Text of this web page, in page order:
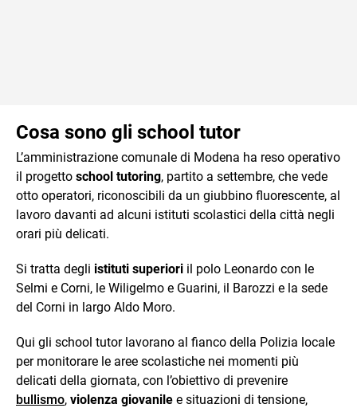
Cosa sono gli school tutor
L’amministrazione comunale di Modena ha reso operativo
il progetto school tutoring, partito a settembre, che vede
otto operatori, riconoscibili da un giubbino fluorescente, al
lavoro davanti ad alcuni istituti scolastici della città negli
orari più delicati.
Si tratta degli istituti superiori il polo Leonardo con le
Selmi e Corni, le Wiligelmo e Guarini, il Barozzi e la sede
del Corni in largo Aldo Moro.
Qui gli school tutor lavorano al fianco della Polizia locale
per monitorare le aree scolastiche nei momenti più
delicati della giornata, con l’obiettivo di prevenire
bullismo, violenza giovanile e situazioni di tensione,